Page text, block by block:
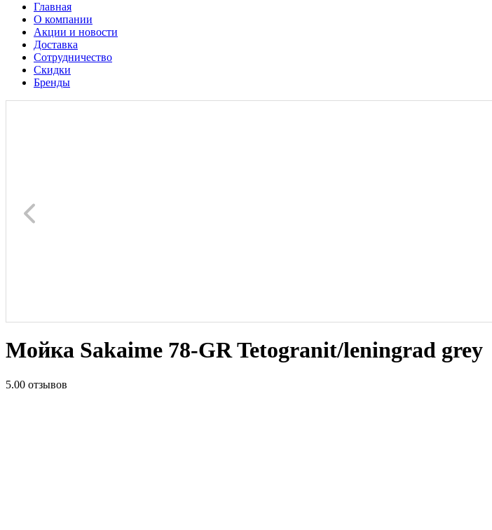
Главная
О компании
Акции и новости
Доставка
Сотрудничество
Скидки
Бренды
Мойка Sakaime 78-GR Tetogranit/leningrad grey
5.00 отзывов